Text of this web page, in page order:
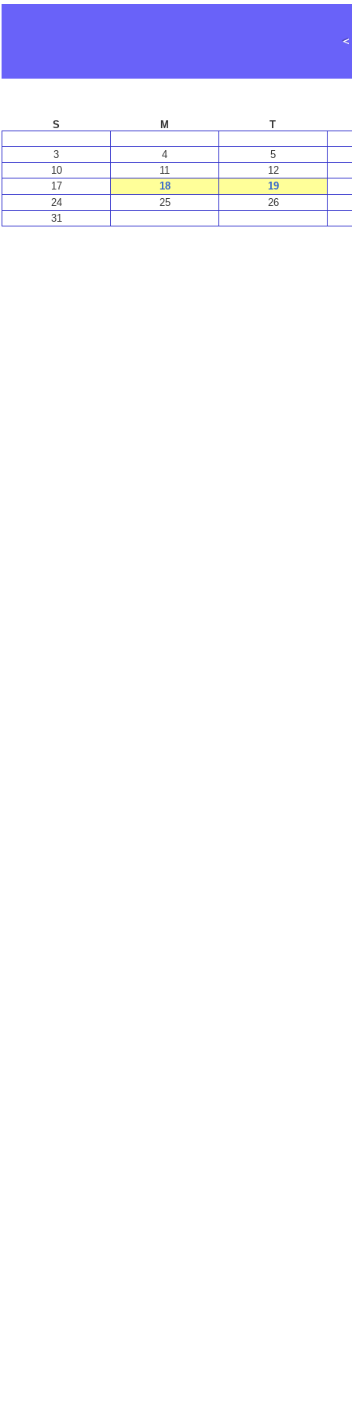
＜
S M T
3 4
5
10
11
12
17
18
19
24
25
26
31